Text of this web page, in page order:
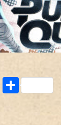
Wykop
Podziel